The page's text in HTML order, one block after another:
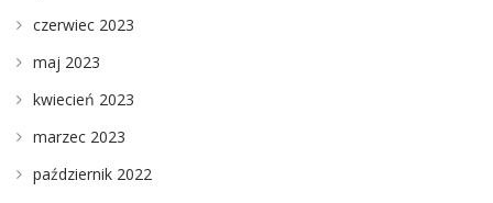
czerwiec 2023
maj 2023
kwiecień 2023
marzec 2023
październik 2022